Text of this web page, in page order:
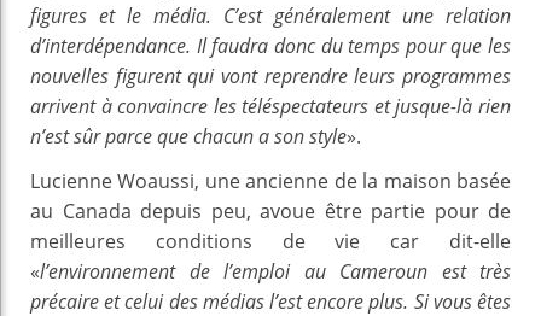
figures et le média. C’est généralement une relation
d’interdépendance. Il faudra donc du temps pour que les
nouvelles figurent qui vont reprendre leurs programmes
arrivent à convaincre les téléspectateurs et jusque-là rien
n’est sûr parce que chacun a son style».
Lucienne Woaussi, une ancienne de la maison basée
au Canada depuis peu, avoue être partie pour de
meilleures conditions de vie car dit-elle
«l’environnement de l’emploi au Cameroun est très
précaire et celui des médias l’est encore plus. Si vous êtes